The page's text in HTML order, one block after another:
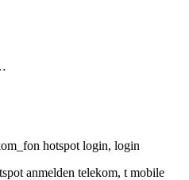
hotspot login, login
anmelden telekom, t mobile